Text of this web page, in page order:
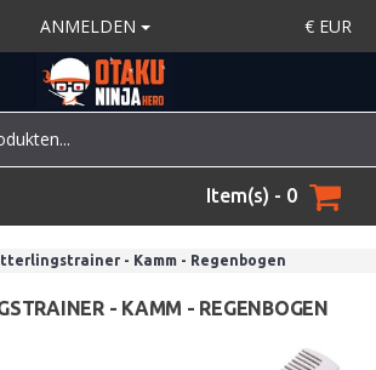
ANMELDEN € EUR
Item(s) - 0
- Kamm - Regenbogen
- KAMM - REGENBOGEN